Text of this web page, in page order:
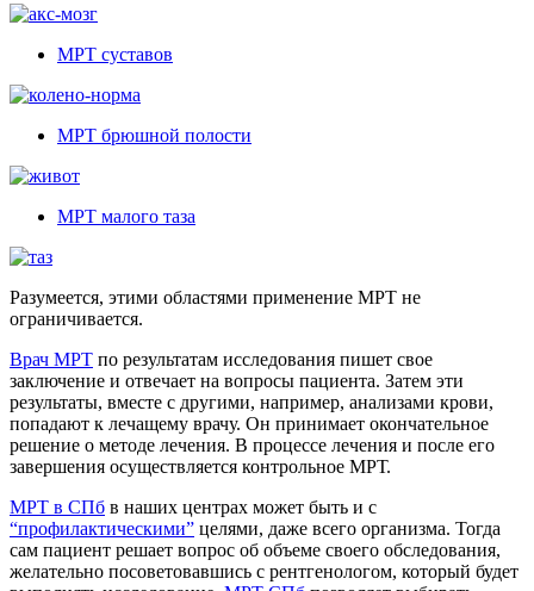
МРТ суставов
МРТ брюшной полости
МРТ малого таза
Разумеется, этими областями применение МРТ не
ограничивается.
Врач МРТ по результатам исследования пишет свое
заключение и отвечает на вопросы пациента. Затем эти
результаты, вместе с другими, например, анализами крови,
попадают к лечащему врачу. Он принимает окончательное
решение о методе лечения. В процессе лечения и после его
завершения осуществляется контрольное МРТ.
МРТ в СПб в наших центрах может быть и с
“профилактическими” целями, даже всего организма. Тогда
сам пациент решает вопрос об объеме своего обследования,
желательно посоветовавшись с рентгенологом, который будет